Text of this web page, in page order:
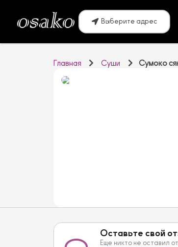
Выберите адрес
Главная Суши Сумоко
Оставьте свой
Еще никто не оставил